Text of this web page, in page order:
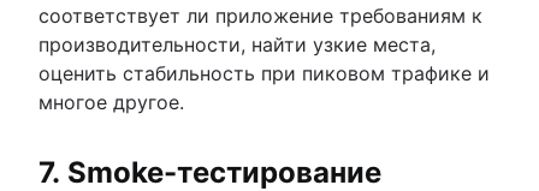
соответствует ли приложение требованиям к
производительности, найти узкие места,
оценить стабильность при пиковом трафике и
многое другое.
7. Smoke-тестирование